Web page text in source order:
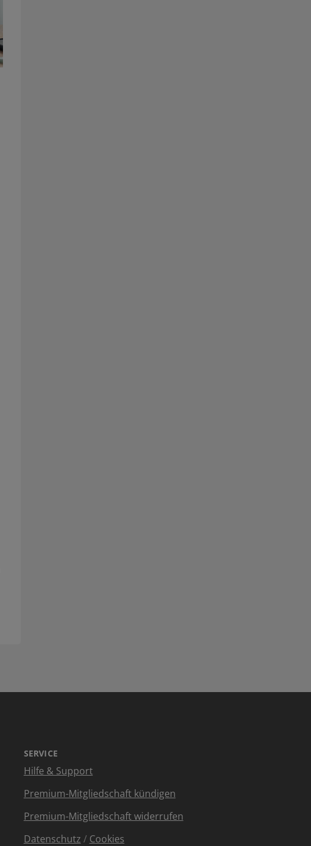
SERVICE
Hilfe & Support
Premium-Mitgliedschaft kündigen
Premium-Mitgliedschaft widerrufen
Datenschutz / Cookies